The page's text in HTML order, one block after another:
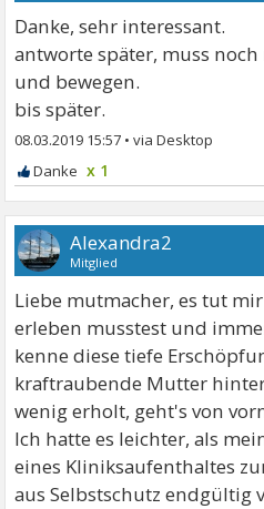
Danke, sehr interessant.
antworte später, muss
und bewegen.
bis später.
08.03.2019 15:57 •
x 1
Alexandra2
Mitglied
Liebe mutmacher, es tut
erleben musstest und
kenne diese tiefe
kraftraubende Mutter
wenig erholt, geht's von
Ich hatte es leichter, als
eines Kliniksaufenthaltes
aus Selbstschutz endgültig